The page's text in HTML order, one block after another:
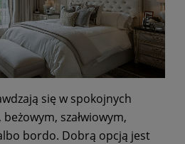
się w spokojnych
szałwiowym,
bordo. Dobrą opcją jest